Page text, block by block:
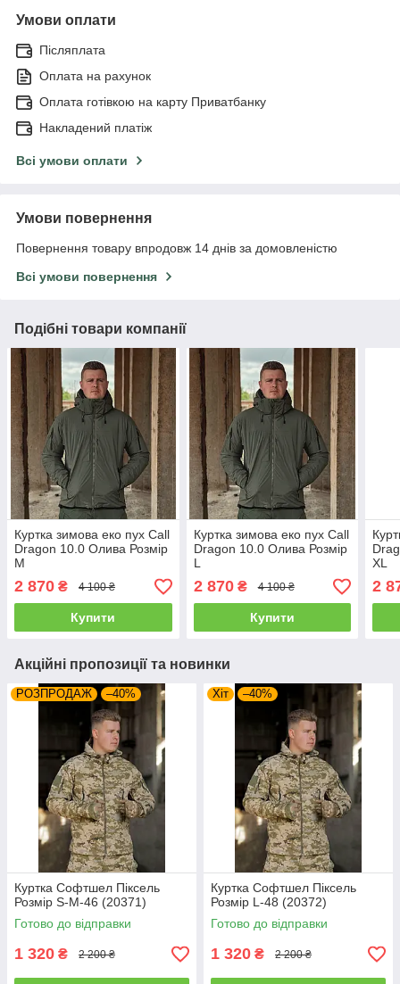
Умови оплати
Післяплата
Оплата на рахунок
Оплата готівкою на карту Приватбанку
Накладений платіж
Всі умови оплати
Умови повернення
Повернення товару впродовж 14 днів за домовленістю
Всі умови повернення
Подібні товари компанії
Куртка зимова еко пух Call
Dragon 10.0 Олива Розмір
M
2 870 ₴ 4 100 ₴
Купити
Куртка зимова еко пух Call
Dragon 10.0 Олива Розмір
L
2 870₴ 4 100 ₴
Купити
XL
2
Акційні пропозиції та новинки
РОЗПРОДАЖ –40%
Куртка Софтшел Піксель
Розмір S-M-46 (20371)
Готово до відправки
1 320 ₴ 2 200 ₴
Хіт –40%
Куртка Софтшел Піксель
Розмір L-48 (20372)
Готово до відправки
1 320 ₴ 2 200 ₴